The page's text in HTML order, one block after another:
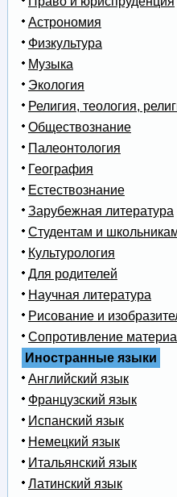
Астрономия
Физкультура
Музыка
Экология
Религия, теология,
Обществознание
Палеонтология
География
Естествознание
Зарубежная литература
Студентам и
Культурология
Для родителей
Научная литература
Рисование и
Сопротивление
Иностранные языки
Английский язык
Французский язык
Испанский язык
Немецкий язык
Итальянский язык
Латинский язык